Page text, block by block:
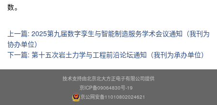
数。
上一篇: 2025第九届数字孪生与智能制造服务学术会议通知（我刊为
协办单位）
下一篇: 第十五次岩土力学与工程前沿论坛通知（我刊为承办单位）
技术支持由北京北大方正电子有限公司提供
京ICP备09064830号-19
京公网安备11010802024621